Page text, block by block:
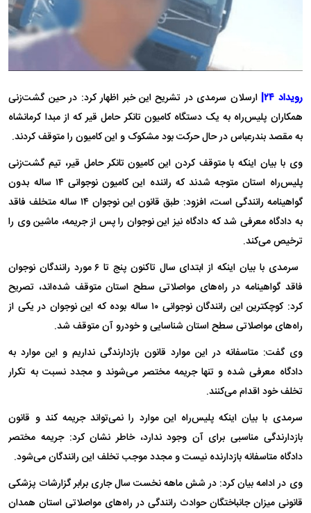
رویداد ۲۴|
ارسلان سرمدی در تشریح این خبر اظهار کرد: در حین گشت‌زنی
همکاران پلیس‌راه به یک دستگاه کامیون تانکر حامل قیر که از مبدا کرمانشاه
به مقصد بندرعباس در حال حرکت بود مشکوک و این کامیون را متوقف کردند.
وی با بیان اینکه با متوقف کردن این کامیون تانکر حامل قیر، تیم گشت‌زنی
پلیس‌راه استان متوجه شدند که راننده این کامیون نوجوانی ۱۴ ساله بدون
گواهینامه رانندگی است، افزود: طبق قانون این نوجوان ۱۴ ساله متخلف فاقد
به دادگاه معرفی شد که دادگاه نیز این نوجوان را پس از جریمه‌، ماشین وی را
ترخیص می‌کند.
سرمدی با بیان اینکه از ابتدای سال تاکنون پنج تا ۶ مورد رانندگان نوجوان
فاقد گواهینامه در راه‌های مواصلاتی سطح استان متوقف شده‌اند، تصریح
کرد: کوچکترین این رانندگان نوجوانی ۱۰ ساله بوده که این نوجوان در یکی از
راه‌های مواصلاتی سطح استان شناسایی و خودرو آن متوقف شد.
وی گفت: متاسفانه در این موارد قانون بازدارندگی نداریم و این موارد به
دادگاه معرفی شده و تنها جریمه مختصر می‌شوند و مجدد نسبت به تکرار
تخلف خود اقدام می‌کنند.
سرمدی با بیان اینکه پلیس‌راه این موارد را نمی‌تواند جریمه کند و قانون
بازدارندگی مناسبی برای آن وجود ندارد، خاطر نشان کرد: جریمه مختصر
دادگاه متاسفانه بازدارنده نیست و مجدد موجب تخلف این رانندگان می‌شود.
وی در ادامه بیان کرد: در شش ماهه نخست سال جاری برابر گزارشات پزشکی
قانونی میزان جانباختگان حوادث رانندگی در راه‌های مواصلاتی استان همدان